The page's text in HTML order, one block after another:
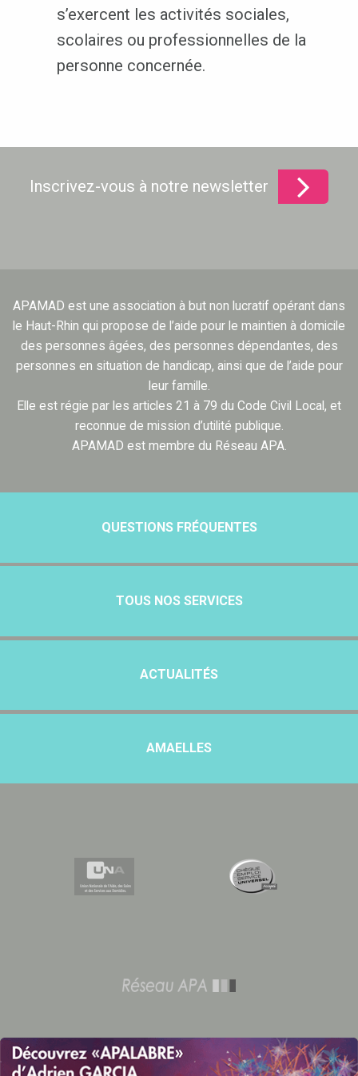
s’exercent les activités sociales,
scolaires ou professionnelles de la
personne concernée.
Inscrivez-vous à notre newsletter
APAMAD est une association à but non lucratif opérant dans
le Haut-Rhin qui propose de l’aide pour le maintien à domicile
des personnes âgées, des personnes dépendantes, des
personnes en situation de handicap, ainsi que de l’aide pour
leur famille.
Elle est régie par les articles 21 à 79 du Code Civil Local, et
reconnue de mission d’utilité publique.
APAMAD est membre du Réseau APA.
QUESTIONS FRÉQUENTES
TOUS NOS SERVICES
ACTUALITÉS
AMAELLES